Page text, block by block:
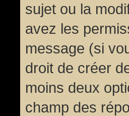
sujet ou la
avez les
message (si
droit de créer
moins deux
champ des